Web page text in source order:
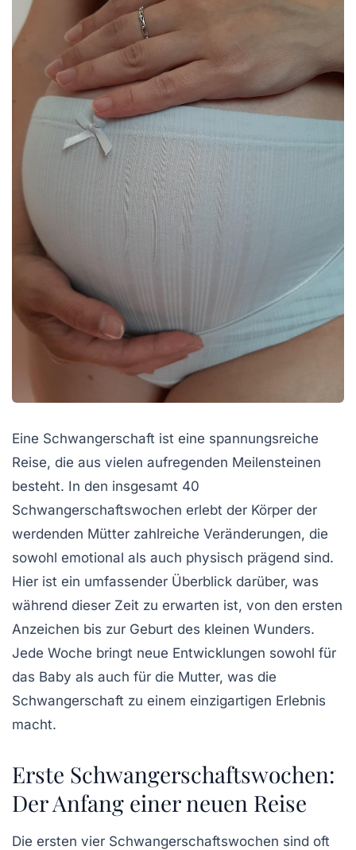
Eine Schwangerschaft ist eine spannungsreiche
Reise, die aus vielen aufregenden Meilensteinen
besteht. In den insgesamt 40
Schwangerschaftswochen erlebt der Körper der
werdenden Mütter zahlreiche Veränderungen, die
sowohl emotional als auch physisch prägend sind.
Hier ist ein umfassender Überblick darüber, was
während dieser Zeit zu erwarten ist, von den ersten
Anzeichen bis zur Geburt des kleinen Wunders.
Jede Woche bringt neue Entwicklungen sowohl für
das Baby als auch für die Mutter, was die
Schwangerschaft zu einem einzigartigen Erlebnis
macht.
Erste Schwangerschaftswochen:
Der Anfang einer neuen Reise
Die ersten vier Schwangerschaftswochen sind oft